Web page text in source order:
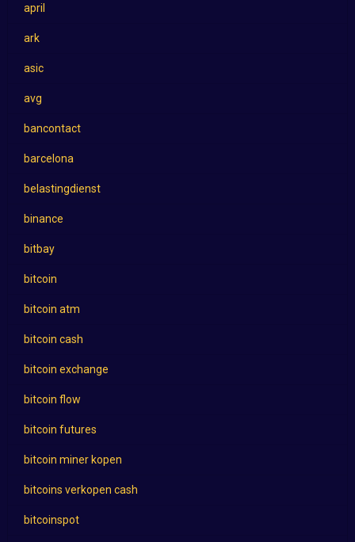
april
ark
asic
avg
bancontact
barcelona
belastingdienst
binance
bitbay
bitcoin
bitcoin atm
bitcoin cash
bitcoin exchange
bitcoin flow
bitcoin futures
bitcoin miner kopen
bitcoins verkopen cash
bitcoinspot